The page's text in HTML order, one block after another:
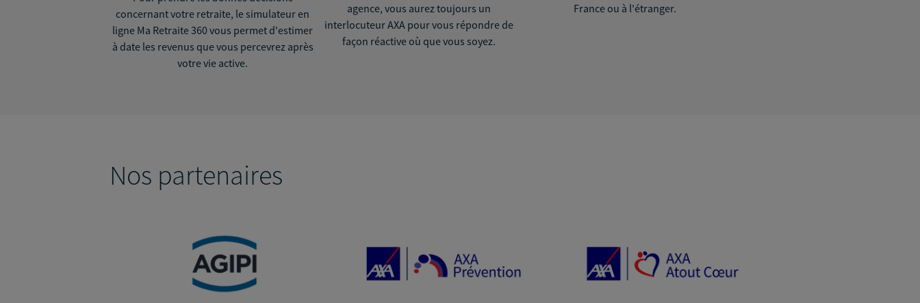
concernant votre retraite, le simulateur en
ligne Ma Retraite 360 vous permet d'estimer
à date les revenus que vous percevrez après
votre vie active.
agence, vous aurez toujours un
interlocuteur AXA pour vous répondre de
façon réactive où que vous soyez.
France ou à l'étranger.
Nos partenaires